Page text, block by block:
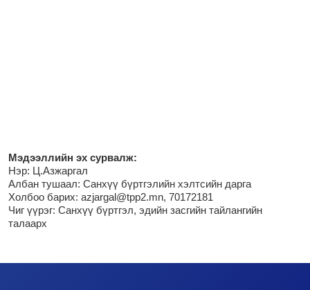
Мэдээллийн эх сурвалж:
Нэр: Ц.Азжаргал
Албан тушаал: Санхүү бүртгэлийн хэлтсийн дарга
Холбоо барих: azjargal@tpp2.mn, 70172181
Чиг үүрэг: Санхүү бүртгэл, эдийн засгийн тайлангийн
талаарх